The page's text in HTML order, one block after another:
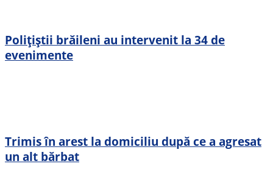
Polițiștii brăileni au intervenit la 34 de
evenimente
Trimis în arest la domiciliu după ce a agresat
un alt bărbat